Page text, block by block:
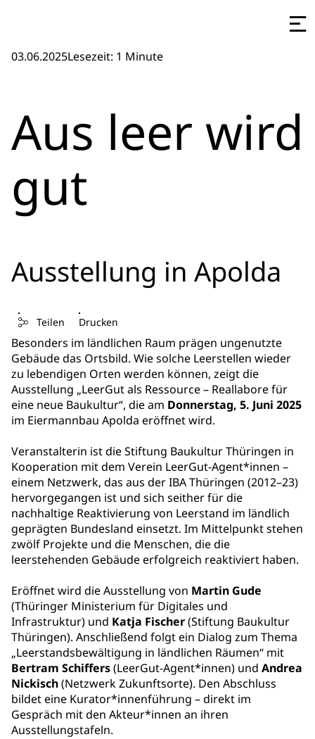
03.06.2025Lesezeit: 1 Minute
Aus leer wird
gut
Ausstellung in Apolda
Teilen Drucken
Besonders im ländlichen Raum prägen ungenutzte
Gebäude das Ortsbild. Wie solche Leerstellen wieder
zu lebendigen Orten werden können, zeigt die
Ausstellung „LeerGut als Ressource – Reallabore für
eine neue Baukultur“, die am Donnerstag, 5. Juni 2025
im Eiermannbau Apolda eröffnet wird.
Veranstalterin ist die Stiftung Baukultur Thüringen in
Kooperation mit dem Verein LeerGut-Agent*innen –
einem Netzwerk, das aus der IBA Thüringen (2012–23)
hervorgegangen ist und sich seither für die
nachhaltige Reaktivierung von Leerstand im ländlich
geprägten Bundesland einsetzt. Im Mittelpunkt stehen
zwölf Projekte und die Menschen, die die
leerstehenden Gebäude erfolgreich reaktiviert haben.
Eröffnet wird die Ausstellung von Martin Gude
(Thüringer Ministerium für Digitales und
Infrastruktur) und Katja Fischer(Stiftung Baukultur
Thüringen). Anschließend folgt ein Dialog zum Thema
„Leerstandsbewältigung in ländlichen Räumen“ mit
Bertram Schiffers(LeerGut-Agent*innen) und Andrea
Nickisch(Netzwerk Zukunftsorte). Den Abschluss
bildet eine Kurator*innenführung – direkt im
Gespräch mit den Akteur*innen an ihren
Ausstellungstafeln.